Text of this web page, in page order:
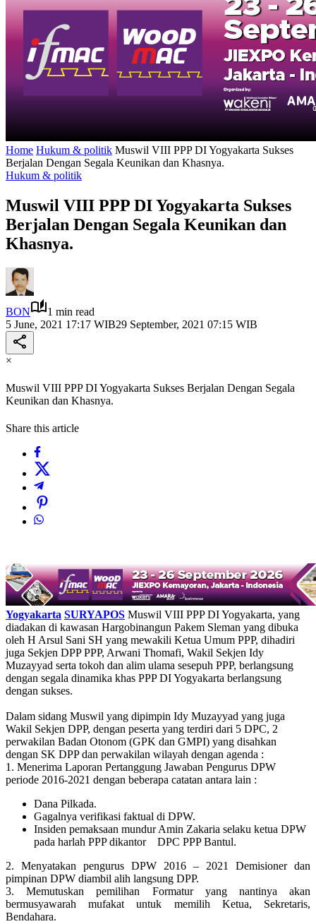
Home Hukum & politik Muswil VIII PPP DI Yogyakarta Sukses
Berjalan Dengan Segala Keunikan dan Khasnya.
Hukum & politik
Muswil VIII PPP DI Yogyakarta Sukses
Berjalan Dengan Segala Keunikan dan
Khasnya.
BON
1 min read
5 June, 2021 17:17 WIB29 September, 2021 07:15 WIB
×
Muswil VIII PPP DI Yogyakarta Sukses Berjalan Dengan Segala
Keunikan dan Khasnya.
Share this article
Yogyakarta SURYAPOS Muswil VIII PPP DI Yogyakarta, yang
diadakan di kawasan Hargobinangun Pakem Sleman yang dibuka
oleh H Arsul Sani SH yang mewakili Ketua Umum PPP, dihadiri
juga Sekjen DPP PPP, Arwani Thomafi, Wakil Sekjen Idy
Muzayyad serta tokoh dan alim ulama sesepuh PPP, berlangsung
dengan segala dinamika khas PPP DI Yogyakarta berlangsung
dengan sukses.
Dalam sidang Muswil yang dipimpin Idy Muzayyad yang juga
Wakil Sekjen DPP, dengan peserta yang terdiri dari 5 DPC, 2
perwakilan Badan Otonom (GPK dan GMPI) yang disahkan
dengan SK DPP dan perwakilan wilayah dengan agenda :
1. Menerima Laporan Pertanggung Jawaban Pengurus DPW
periode 2016-2021 dengan beberapa catatan antara lain :
Dana Pilkada.
Gagalnya verifikasi faktual di DPW.
Insiden pemaksaan mundur Amin Zakaria selaku ketua DPW
pada harlah PPP dikantor DPC PPP Bantul.
2. Menyatakan pengurus DPW 2016 – 2021 Demisioner dan
pimpinan DPW diambil alih langsung DPP.
3. Memutuskan pemilihan Formatur yang nantinya akan
bermusyawarah mufakat untuk memilih Ketua, Sekretaris,
Bendahara.